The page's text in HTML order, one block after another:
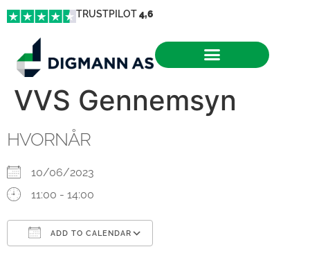
TRUSTPILOT4,6
VVS Gennemsyn
HVORNÅR
10/06/2023
11:00 - 14:00
ADD TO CALENDAR